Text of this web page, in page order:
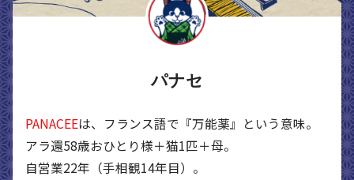
パナセ
PANACEEは、フランス語で『万能薬』という意味。
アラ還58歳おひとり様＋猫1匹＋母。
自営業22年（手相観14年目）。